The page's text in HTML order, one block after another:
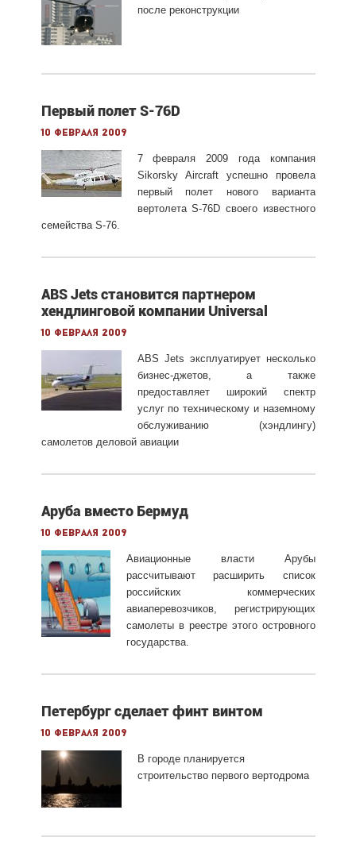
после реконструкции
Первый полет S-76D
10 февраля 2009
7 февраля 2009 года компания
Sikorsky Aircraft успешно провела
первый полет нового варианта
вертолета S-76D своего известного
семейства S-76.
ABS Jets становится партнером
хендлинговой компании Universal
10 февраля 2009
ABS Jets эксплуатирует несколько
бизнес-джетов, а также
предоставляет широкий спектр
услуг по техническому и наземному
обслуживанию (хэндлингу)
самолетов деловой авиации
Аруба вместо Бермуд
10 февраля 2009
Авиационные власти Арубы
рассчитывают расширить список
российских коммерческих
авиаперевозчиков, регистрирующих
самолеты в реестре этого островного
государства.
Петербург сделает финт винтом
10 февраля 2009
В городе планируется
строительство первого вертодрома